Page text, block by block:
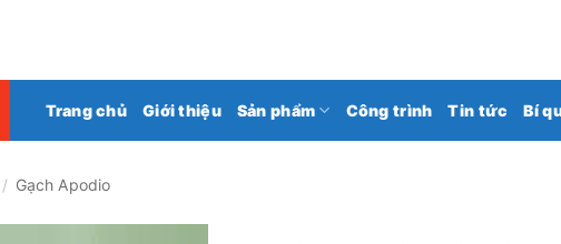
Trang chủ Giới thiệu Sản phẩm Công trình Tin tức Bí
/ Gạch Apodio